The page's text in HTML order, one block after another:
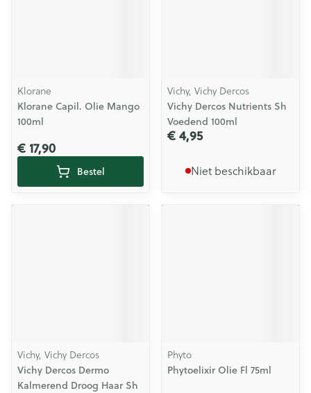
Klorane
Klorane Capil. Olie Mango
100ml
€ 17,90
Bestel
Vichy, Vichy Dercos
Vichy Dercos Nutrients Sh
Voedend 100ml
€ 4,95
Niet beschikbaar
Vichy, Vichy Dercos
Vichy Dercos Dermo
Kalmerend Droog Haar Sh
Phyto
Phytoelixir Olie Fl 75ml